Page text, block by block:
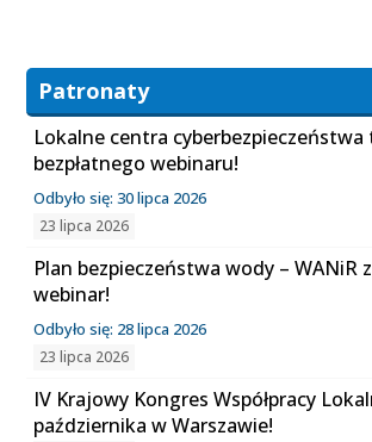
Patronaty
Lokalne centra
bezpłatnego webinaru!
Odbyło się: 30 lipca 2026
23 lipca 2026
Plan bezpieczeństwa wody – WANiR
webinar!
Odbyło się: 28 lipca 2026
23 lipca 2026
IV Krajowy Kongres Współpracy
października w Warszawie!